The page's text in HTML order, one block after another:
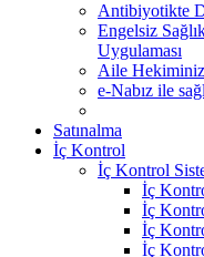
Antibiyotikte
Engelsiz
Uygulaması
Aile
e-Nabız ile
Satınalma
İç Kontrol
İç Kontrol
İç
İç
İç
İç